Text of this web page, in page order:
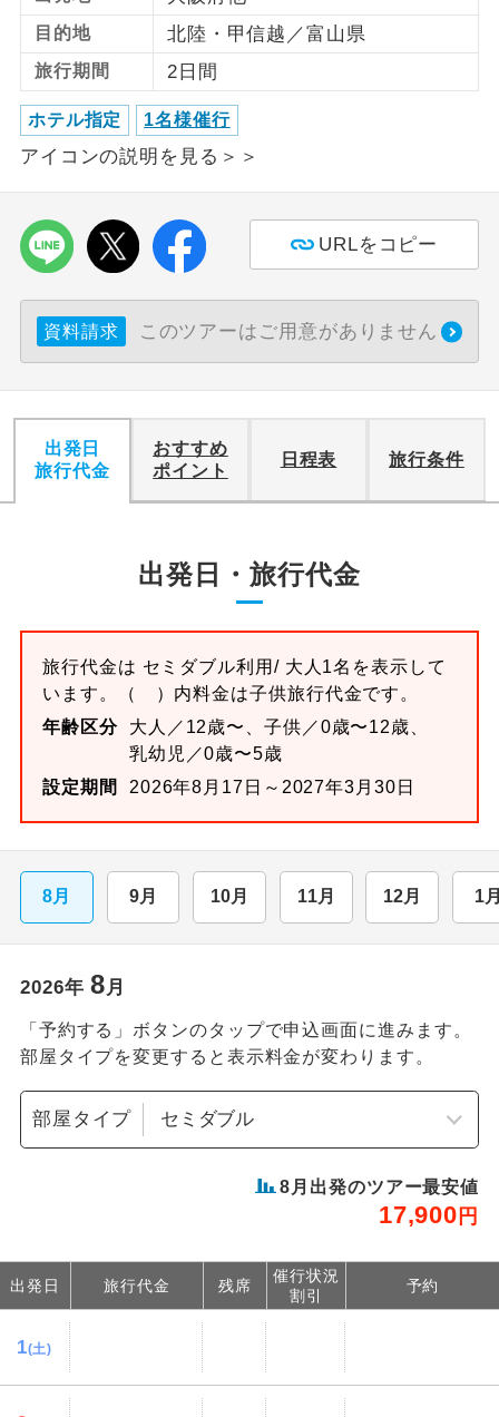
目的地 北陸・甲信越／富山県
旅行期間 2日間
ホテル指定 1名様催行
アイコンの説明を見る＞＞
URLをコピー
資料請求 このツアーはご用意がありません
出発日
旅行代金
おすすめ
ポイント
日程表 旅行条件
出発日・旅行代金
旅行代金は セミダブル利用/ 大人1名を表示して
います。
（ ）内料金は子供旅行代金です。
年齢区分
大人／12歳〜、子供／0歳〜12歳、
乳幼児／0歳〜5歳
設定期間
2026年8月17日～2027年3月30日
8月 9月 10月 11月 12月 1
2026年 8月
「予約する」ボタンのタップで申込画面に進みます。
部屋タイプを変更すると表示料金が変わります。
部屋タイプ
8 月出発のツアー最安値
17,900 円
出発日 旅行代金 残席
催行状況
割引
予約
1(土)
ホテル指定
ご紹介するホテルを指定したコースで
す。
おひとり様バ
ス2席利用
おひとり様でバス席を2席利⽤できま
す。